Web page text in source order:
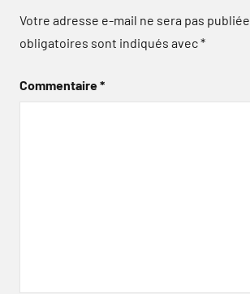
Votre adresse e-mail ne sera pas publiée.
obligatoires sont indiqués avec*
Commentaire*